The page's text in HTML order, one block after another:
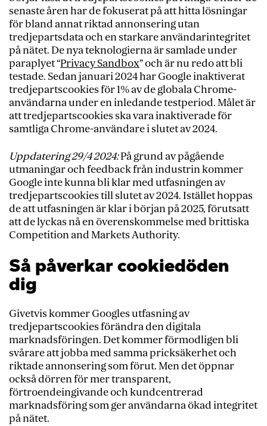
senaste åren har de fokuserat på att hitta lösningar
för bland annat riktad annonsering utan
tredjepartsdata och en starkare användarintegritet
på nätet. De nya teknologierna är samlade under
paraplyet “Privacy Sandbox” och är nu redo att bli
testade. Sedan januari 2024 har Google inaktiverat
tredjepartscookies för 1% av de globala Chrome-
användarna under en inledande testperiod. Målet är
att tredjepartscookies ska vara inaktiverade för
samtliga Chrome-användare i slutet av 2024.
Uppdatering 29/4 2024:På grund av pågående
utmaningar och feedback från industrin kommer
Google inte kunna bli klar med utfasningen av
tredjepartscookies till slutet av 2024. Istället hoppas
de att utfasningen är klar i början på 2025, förutsatt
att de lyckas nå en överenskommelse med brittiska
Competition and Markets Authority.
Så påverkar cookiedöden
dig
Givetvis kommer Googles utfasning av
tredjepartscookies förändra den digitala
marknadsföringen. Det kommer förmodligen bli
svårare att jobba med samma pricksäkerhet och
riktade annonsering som förut. Men det öppnar
också dörren för mer transparent,
förtroendeingivande och kundcentrerad
marknadsföring som ger användarna ökad integritet
på nätet.